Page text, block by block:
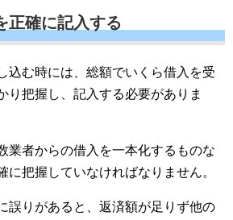
正確に記入する
込む時には、総額でいくら借入を受
り把握し、記入する必要がありま
業者からの借入を一本化するものな
に把握していなければなりません。
誤りがあると、返済額が足りず他の